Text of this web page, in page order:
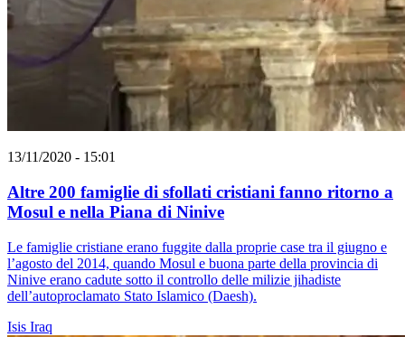
13/11/2020 - 15:01
Altre 200 famiglie di sfollati cristiani fanno ritorno a
Mosul e nella Piana di Ninive
Le famiglie cristiane erano fuggite dalla proprie case tra il giugno e
l’agosto del 2014, quando Mosul e buona parte della provincia di
Ninive erano cadute sotto il controllo delle milizie jihadiste
dell’autoproclamato Stato Islamico (Daesh).
Isis Iraq